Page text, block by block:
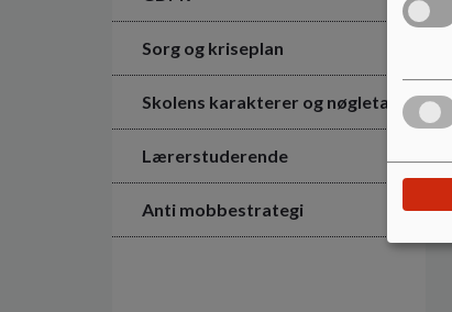
Sorg og kriseplan
Skolens karakterer og nøgletal
Lærerstuderende
Anti mobbestrategi